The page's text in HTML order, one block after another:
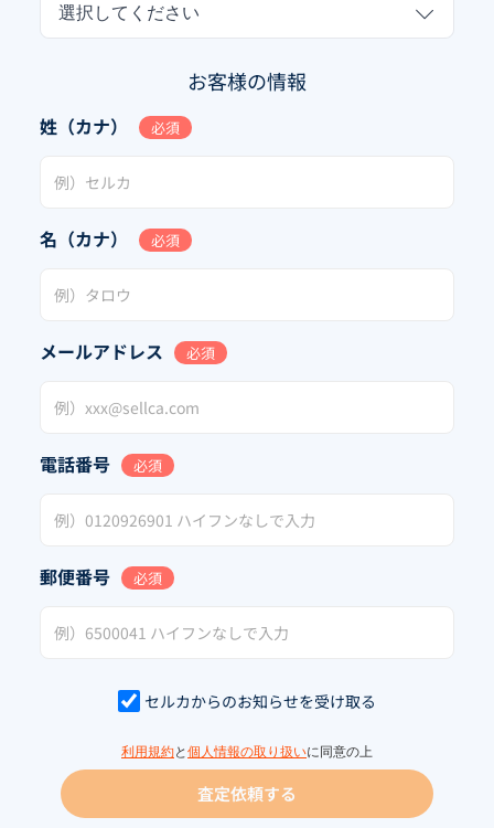
選択してください
お客様の情報
姓（カナ） 必須
名（カナ） 必須
メールアドレス 必須
電話番号 必須
郵便番号 必須
セルカからのお知らせを受け取る
利用規約と 個人情報の取り扱いに同意の上
査定依頼する